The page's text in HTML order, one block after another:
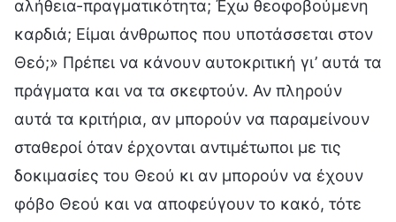
αλήθεια-πραγματικότητα; Έχω θεοφοβούμενη
καρδιά; Είμαι άνθρωπος που υποτάσσεται στον
Θεό;» Πρέπει να κάνουν αυτοκριτική γι’ αυτά τα
πράγματα και να τα σκεφτούν. Αν πληρούν
αυτά τα κριτήρια, αν μπορούν να παραμείνουν
σταθεροί όταν έρχονται αντιμέτωποι με τις
δοκιμασίες του Θεού κι αν μπορούν να έχουν
φόβο Θεού και να αποφεύγουν το κακό, τότε